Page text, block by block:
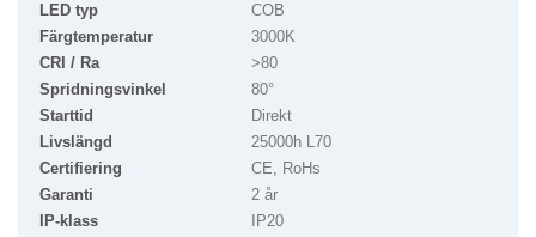
LED typ
COB
Färgtemperatur
3000K
CRI / Ra
>80
Spridningsvinkel
80°
Starttid
Direkt
Livslängd
25000h L70
Certifiering
CE, RoHs
Garanti
2 år
IP-klass
IP20